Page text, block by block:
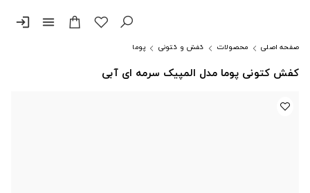
menu
login
صفحه اصلی محصولات کفش و کتونی پوما
کفش کتونی پوما مدل المپیک سرمه ای آبی